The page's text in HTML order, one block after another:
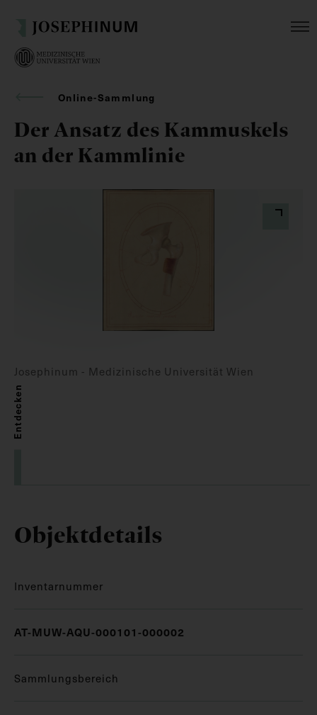
Online-Sammlung
Der Ansatz des Kammuskels
an der Kammlinie
Josephinum - Medizinische Universität Wien
Entdecken
Objektdetails
Inventarnummer
AT-MUW-AQU-000101-000002
Sammlungsbereich